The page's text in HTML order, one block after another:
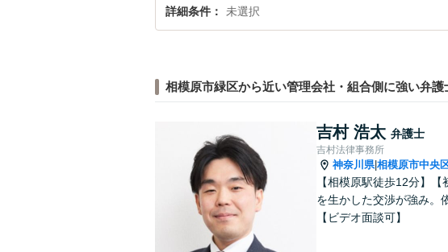
詳細条件 未選択
相模原市緑区から近い管理会社・組合側に強い弁護
吉村 浩太 弁護士
吉村法律事務所
神奈川県|相模原市中央
【相模原駅徒歩12分】
を生かした交渉が強み。
【ビデオ面談可】